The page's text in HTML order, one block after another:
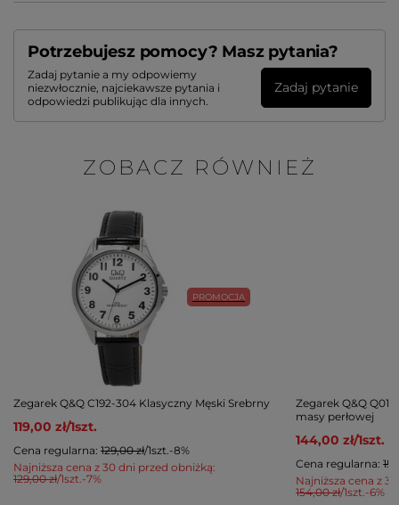
Potrzebujesz pomocy? Masz pytania?
Zadaj pytanie a my odpowiemy
niezwłocznie, najciekawsze pytania i
odpowiedzi publikując dla innych.
Zadaj pytanie
ZOBACZ RÓWNIEŻ
PROMOCJA
Zegarek Q&Q C192-304 Klasyczny Męski Srebrny
119,00 zł/1szt.
Najniższa cena z 30 dni przed obniżką:
129,00 zł/1szt. -7%
Cena regularna: 129,00 zł/1szt. -8%
Zegarek Q&Q
masy perłowej
144,00 zł/1szt.
Najniższa cena z
154,00 zł/1szt. -6%
Cena regularna: